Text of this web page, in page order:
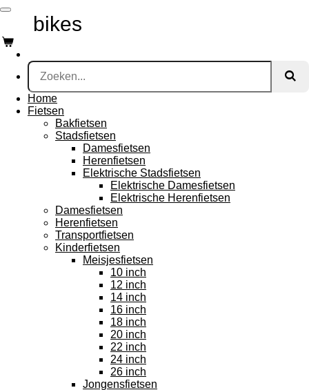
Ga
naar
de
hoofdinhoud
bikes
Home
Fietsen
Bakfietsen
Stadsfietsen
Damesfietsen
Herenfietsen
Elektrische Stadsfietsen
Elektrische Damesfietsen
Elektrische Herenfietsen
Damesfietsen
Herenfietsen
Transportfietsen
Kinderfietsen
Meisjesfietsen
10 inch
12 inch
14 inch
16 inch
18 inch
20 inch
22 inch
24 inch
26 inch
Jongensfietsen